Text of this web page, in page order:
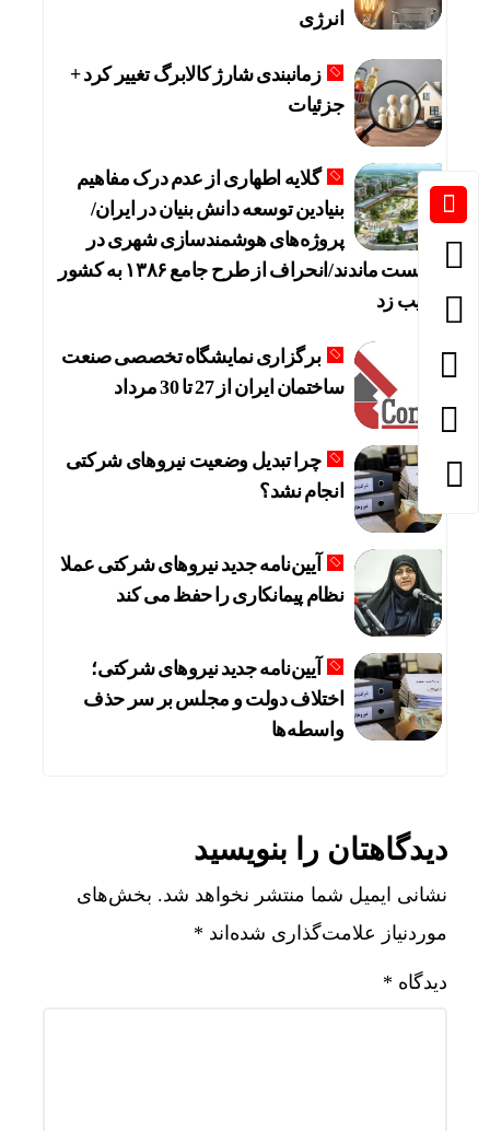
انرژی
زمانبندی شارژ کالابرگ تغییر کرد +
جزئیات
گلایه اطهاری از عدم درک مفاهیم
بنیادین توسعه دانش بنیان در ایران/
پروژه‌های هوشمندسازی شهری در
بن‌بست ماندند/انحراف از طرح جامع ۱۳۸۶ به کشور
آسیب زد
برگزاری نمایشگاه تخصصی صنعت
ساختمان ایران از 27 تا 30 مرداد
چرا تبدیل وضعیت نیروهای شرکتی
انجام نشد؟
آیین‌نامه جدید نیروهای شرکتی عملا
نظام پیمانکاری را حفظ می کند
آیین‌نامه جدید نیروهای شرکتی؛
اختلاف دولت و مجلس بر سر حذف
واسطه‌ها
دیدگاهتان را بنویسید
نشانی ایمیل شما منتشر نخواهد شد. بخش‌های
موردنیاز علامت‌گذاری شده‌اند *
دیدگاه *